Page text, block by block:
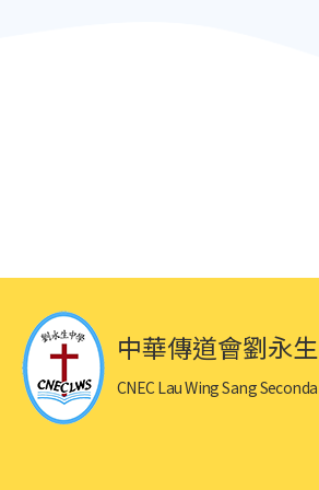
中華傳道會劉永
CNEC Lau Wing Sang